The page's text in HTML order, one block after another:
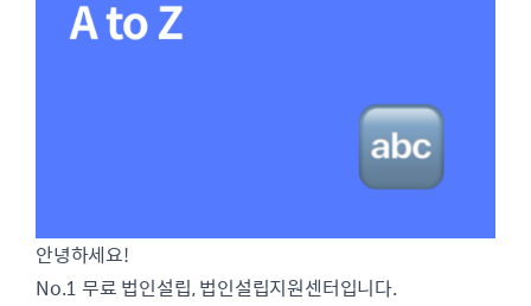
안녕하세요!
No.1 무료 법인설립, 법인설립지원센터입니다.